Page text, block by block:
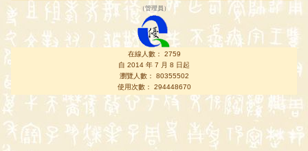
（管理員 ）
在線人數： 2759
自 2014 年 7 月 8 日起
瀏覽人數： 80355502
使用次數： 294448670